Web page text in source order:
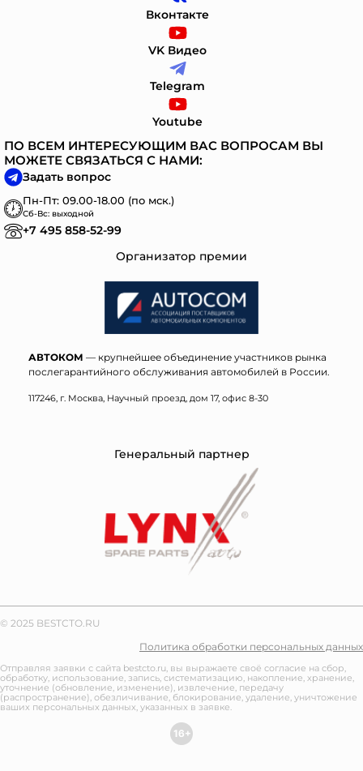
Вконтакте
VK Видео
Telegram
Youtube
ПО ВСЕМ ИНТЕРЕСУЮЩИМ ВАС ВОПРОСАМ ВЫ
МОЖЕТЕ СВЯЗАТЬСЯ С НАМИ:
Задать вопрос
Пн-Пт: 09.00-18.00 (по мск.)
Сб-Вс: выходной
+7 495 858-52-99
Организатор премии
АВТОКОМ — крупнейшее объединение участников рынка
послегарантийного обслуживания автомобилей в России.
117246, г. Москва, Научный проезд, дом 17, офис 8-30
Генеральный партнер
© 2025 BESTCTO.RU
Политика обработки персональных данных
Отправляя заявки с сайта bestcto.ru, вы выражаете своё согласие на сбор,
обработку, использование, запись, систематизацию, накопление, хранение,
уточнение (обновление, изменение), извлечение, передачу
(распространение), обезличивание, блокирование, удаление, уничтожение
ваших персональных данных, указанных в заявке.